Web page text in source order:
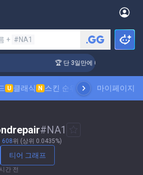
+ #NA1
🏆 단 3일만에 티어 상승 하는 방
U 클래식 N 스킨 순위랭킹 프로 관전통계
마이페이지
#NA1
608위 (상위 0.0435%)
티어 그래프
간 전